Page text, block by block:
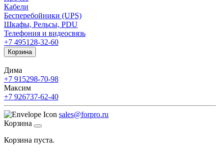
Кабели
Бесперебойники (UPS)
Шкафы, Рельсы, PDU
Телефония и видеосвязь
+7 495128-32-60
Корзина
Дима
+7 915298-70-98
Максим
+7 926737-62-40
sales@forpro.ru
Корзина
Корзина пуста.